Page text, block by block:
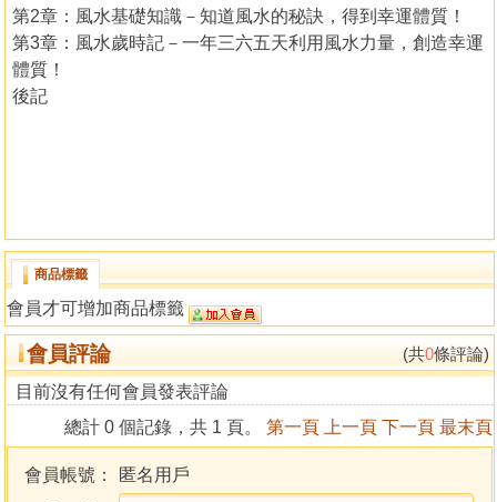
第2章：風水基礎知識－知道風水的秘訣，得到幸運體質！
第3章：風水歲時記－一年三六五天利用風水力量，創造幸運
體質！
後記
商品標籤
會員才可增加商品標籤
會員評論 (共0條評論)
目前沒有任何會員發表評論
總計 0 個記錄，共 1 頁。 第一頁 上一頁 下一頁 最末頁
會員帳號：
匿名用戶